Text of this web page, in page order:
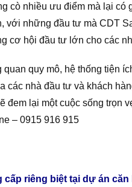
cò nhiều ưu điểm mà lại
với những đầu tư mà CDT
cơ hội đầu tư lớn cho các
quy mô, hệ thống tiện
các nhà đầu tư và khách
đem lại một cuộc sống trọn
– 0915 916 915
cấp riêng biệt tại dự án